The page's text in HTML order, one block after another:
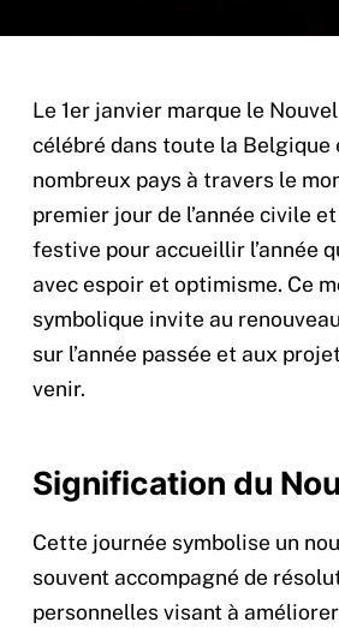
Le 1er janvier marque le
célébré dans toute la Belgique
nombreux pays à travers le
premier jour de l’année civile
festive pour accueillir l’année
avec espoir et optimisme. Ce
symbolique invite au
sur l’année passée et aux
venir.
Signification du
Cette journée symbolise un
souvent accompagné de
personnelles visant à